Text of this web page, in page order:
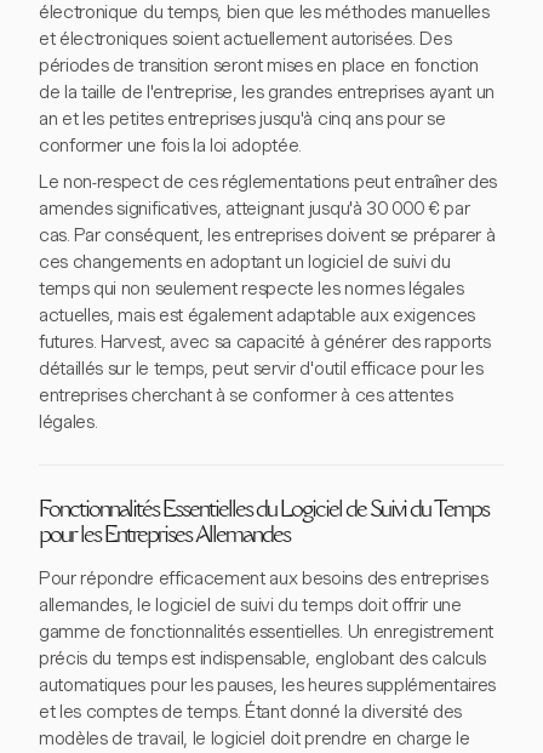
électronique du temps, bien que les méthodes manuelles
et électroniques soient actuellement autorisées. Des
périodes de transition seront mises en place en fonction
de la taille de l'entreprise, les grandes entreprises ayant un
an et les petites entreprises jusqu'à cinq ans pour se
conformer une fois la loi adoptée.
Le non-respect de ces réglementations peut entraîner des
amendes significatives, atteignant jusqu'à 30 000 € par
cas. Par conséquent, les entreprises doivent se préparer à
ces changements en adoptant un logiciel de suivi du
temps qui non seulement respecte les normes légales
actuelles, mais est également adaptable aux exigences
futures. Harvest, avec sa capacité à générer des rapports
détaillés sur le temps, peut servir d'outil efficace pour les
entreprises cherchant à se conformer à ces attentes
légales.
Fonctionnalités Essentielles du Logiciel de Suivi du Temps
pour les Entreprises Allemandes
Pour répondre efficacement aux besoins des entreprises
allemandes, le logiciel de suivi du temps doit offrir une
gamme de fonctionnalités essentielles. Un enregistrement
précis du temps est indispensable, englobant des calculs
automatiques pour les pauses, les heures supplémentaires
et les comptes de temps. Étant donné la diversité des
modèles de travail, le logiciel doit prendre en charge le